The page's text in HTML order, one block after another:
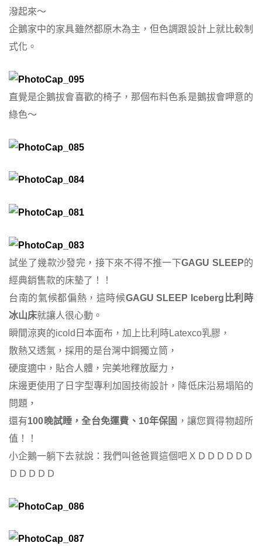
潑起來～
企鵝家中的家具雖然都原木為主，但色調跟設計上就比較制
式化。
直覺是企鵝拔會喜歡的椅子，那個布料色系是鵝拔會呷意的
綠色～
試坐了幾款沙發完，接下來不得不推一下GAGU SLEEP的
經典銷售款的床墊了！！
台南的氣候都偏熱，這時候GAGU SLEEP Iceberg比利時
冰山床就讓人很心動。
瞬間涼爽的icold日本面布，加上比利時Latexco乳膠，
散熱又透氣，採用的是台灣中鋼獨立筒，
硬度適中，貼合人體，完美地釋放壓力，
床邊更使用了日字型專利加固技術設計，降低床沿易塌陷的
問題，
還有100晚試睡，全台免運費、10年保固 ，讓您買得物超所
值！！
小企鵝一躺下去就說：我們叫爸爸買這個吧ＸＤＤＤＤＤＤ
ＤＤＤＤＤ